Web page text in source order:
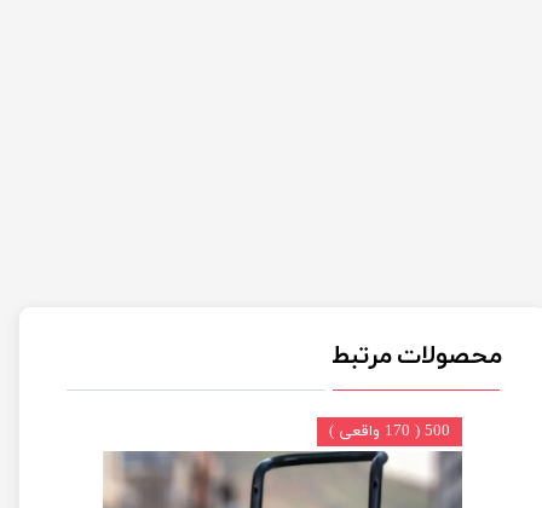
محصولات مرتبط
500 ( 170 واقعی )